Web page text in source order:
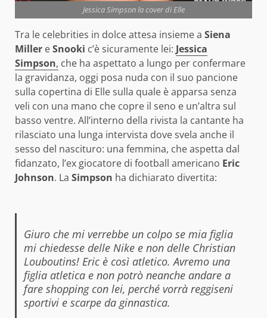
Jessica Simpson la cover di Elle
Tra le celebrities in dolce attesa insieme a Siena
Miller eSnooki c’è sicuramente lei: Jessica
Simpson, che ha aspettato a lungo per confermare
la gravidanza, oggi posa nuda con il suo pancione
sulla copertina di Elle sulla quale è apparsa senza
veli con una mano che copre il seno e un’altra sul
basso ventre. All’interno della rivista la cantante ha
rilasciato una lunga intervista dove svela anche il
sesso del nascituro: una femmina, che aspetta dal
fidanzato, l’ex giocatore di football americano Eric
Johnson. La Simpson ha dichiarato divertita:
Giuro che mi verrebbe un colpo se mia figlia
mi chiedesse delle Nike e non delle Christian
Louboutins! Eric è così atletico. Avremo una
figlia atletica e non potrò neanche andare a
fare shopping con lei, perché vorrà reggiseni
sportivi e scarpe da ginnastica.